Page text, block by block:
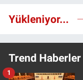
Yükleniyor...
Trend Haberler
1